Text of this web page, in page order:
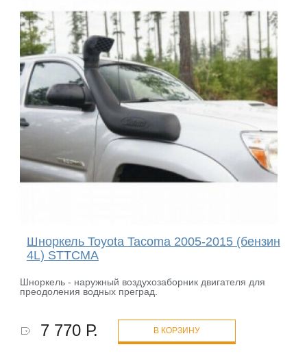
Шноркель Toyota Tacoma 2005-2015 (бензин
4L) STTCMA
Шноркель - наружный воздухозаборник двигателя для
преодоления водных преград.
7 770 Р. В КОРЗИНУ